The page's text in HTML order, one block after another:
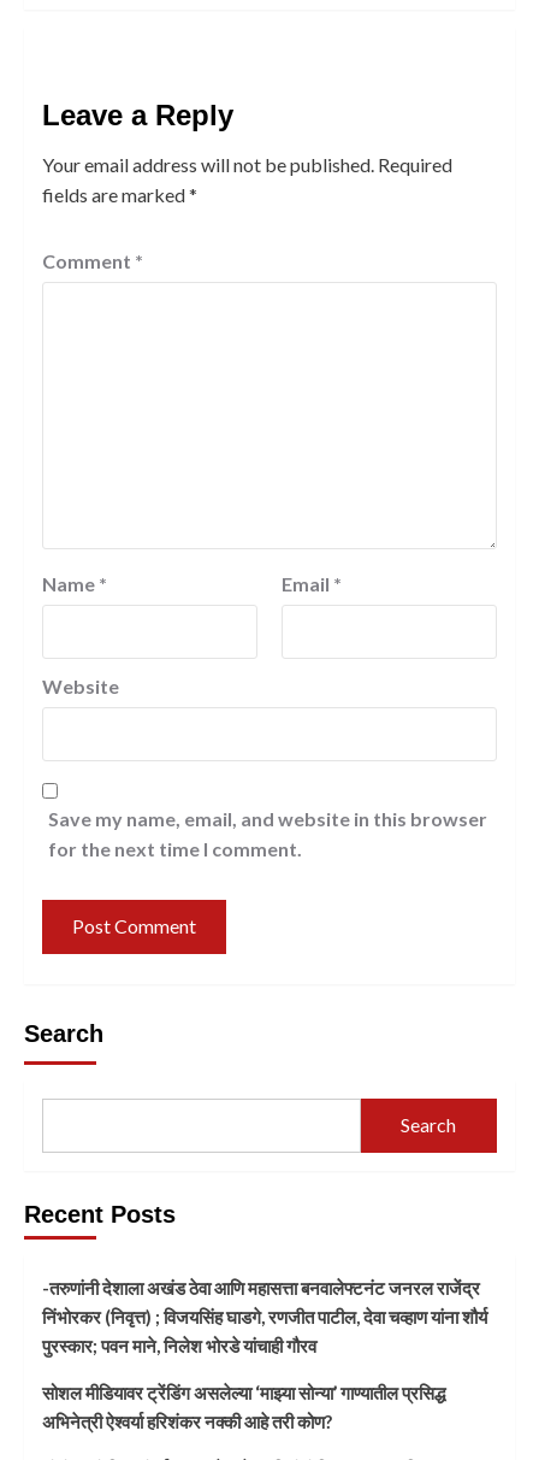
Leave a Reply
Your email address will not be published. Required
fields are marked*
Comment *
Name * Email *
Website
Save my name, email, and website in this browser
for the next time I comment.
Search
Search
Recent Posts
-तरुणांनी देशाला अखंड ठेवा आणि महासत्ता बनवालेफ्टनंट जनरल राजेंद्र
निंभोरकर (निवृत्त) ; विजयसिंह घाडगे, रणजीत पाटील, देवा चव्हाण यांना शौर्य
पुरस्कार; पवन माने, निलेश भोरडे यांचाही गौरव
सोशल मीडियावर ट्रेंडिंग असलेल्या ‘माझ्या सोन्या’ गाण्यातील प्रसिद्ध
अभिनेत्री ऐश्वर्या हरिशंकर नक्की आहे तरी कोण?